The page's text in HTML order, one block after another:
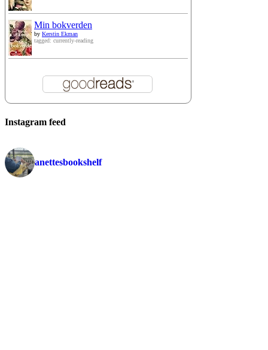
Min bokverden
by Kerstin Ekman
tagged: currently-reading
Instagram feed
anettesbookshelf